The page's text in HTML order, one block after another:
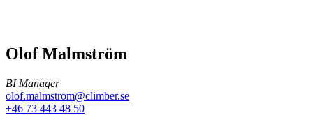
Olof Malmström
BI Manager
olof.malmstrom@climber.se
+46 73 443 48 50